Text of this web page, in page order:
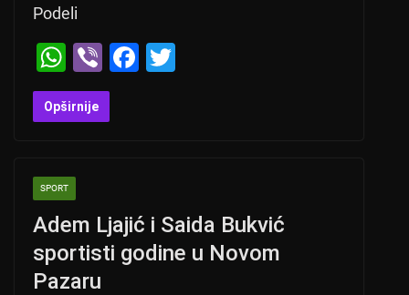
Podeli
W
h
at
A
p
p
Vi
b
er
F
o
k
Opširnije
SPORT
Adem Ljajić i Saida Bukvić
sportisti godine u Novom
Pazaru